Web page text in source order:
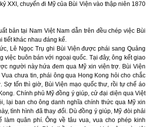
XXI, chuyến đi Mỹ của Bùi Viện vào thập niên 1870
bản tại Nam Việt Nam dẫn trên đều chép việc Bùi
tiết khác nhau đáng kể.
Lê Ngọc Trụ ghi Bùi Viện được phái sang Quảng
việc buôn bán với ngoại quốc. Tại đây, ông kết giao
người này hứa đem qua Mỹ xin viện trợ. Bùi Viện
chưa tin, phái ông qua Hong Kong hỏi cho chắc
Sợ tốn thì giờ, Bùi Viện mạo quốc thư, rồi tự chế áo
Chính phủ Mỹ đồng ý giúp, cử đại diện qua Việt
lại ban cho ông danh nghĩa chính thức qua Mỹ xin
tình hình đã thay đổi. Dù đồng ý giúp, Mỹ đòi phải
quân phí. Ông về tâu vua, vua cho phép kinh